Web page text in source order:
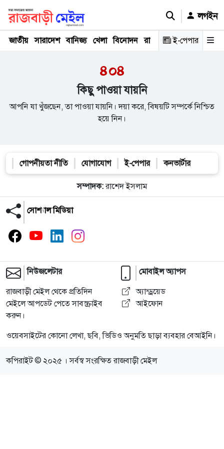
লগইন
জাতীয় সারাদেশ বানিজ্য খেলা বিনোদন রাজনীতি রাজধানী
ই-পেপার
৪০৪
কিছু পাওয়া যায়নি
আপনি যা খুঁজছেন, তা পাওয়া যায়নি। দয়া করে, বিষয়টি সম্পর্কে নিশ্চিত
হয়ে নিন।
গোপনীয়তা নীতি যোগাযোগ ই-পেপার কনভার্টার
সম্পাদক:রাশেদ ইসলাম
সোশ্যাল মিডিয়া
নিউজলেটার
রাজবাড়ী মেইল থেকে প্রতিদিন
মেইলে আপডেট পেতে সাবস্ক্রাইব
করুন।
মোবাইল অ্যাপস
অ্যান্ড্রয়েড
আইফোন
ওয়েবসাইটের কোনো লেখা, ছবি, ভিডিও অনুমতি ছাড়া ব্যবহার বেআইনি।
কপিরাইট © ২০২৫ । সর্বস্ব সংরক্ষিত রাজবাড়ী মেইল